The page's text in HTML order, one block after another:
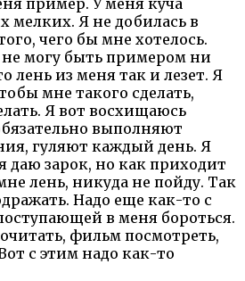
мелких. Я не добилась в
чего бы мне хотелось.
могу быть примером ни
лень из меня так и лезет. Я
мне такого сделать,
Я вот восхищаюсь
выполняют
гуляют каждый день. Я
даю зарок, но как приходит
лень, никуда не пойду. Так
Надо еще как-то с
в меня бороться.
фильм посмотреть,
с этим надо как-то